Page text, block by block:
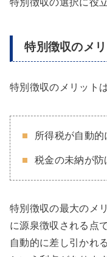
特別徴収のメ
特別徴収のメリット
所得税が自動
税金の未納が防
特別徴収の最大のメ
に源泉徴収される点
自動的に差し引かれ